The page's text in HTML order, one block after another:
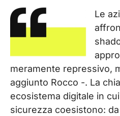
Le
meramente repressivo,
aggiunto Rocco -. La
ecosistema digitale in
sicurezza coesistono: